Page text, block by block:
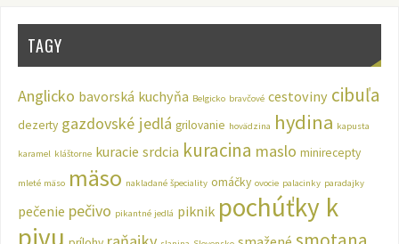
TAGY
Anglicko bavorská kuchyňa Belgicko bravčové cestoviny cibuľa
dezerty gazdovské jedlá grilovanie hovädzina hydina kapusta
karamel kláštorne kuracie srdcia kuracina maslo minirecepty
mleté mäso mäso nakladané špeciality omáčky ovocie palacinky paradajky
pečenie pečivo pikantné jedlá piknik pochúťky k
pivu